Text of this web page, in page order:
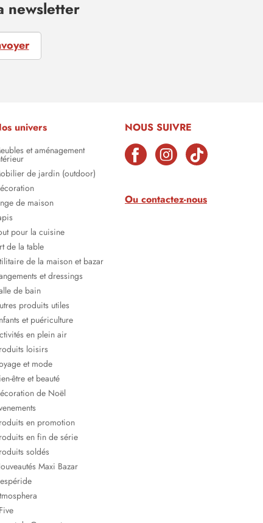
newsletter
univers
et aménagement
de jardin (outdoor)
de maison
pour la cuisine
de la table
de la maison et bazar
et dressings
de bain
produits utiles
et puériculture
en plein air
loisirs
et mode
être et beauté
de Noël
en promotion
en fin de série
soldés
Maxi Bazar
NOUS SUIVRE
Ou contactez-nous